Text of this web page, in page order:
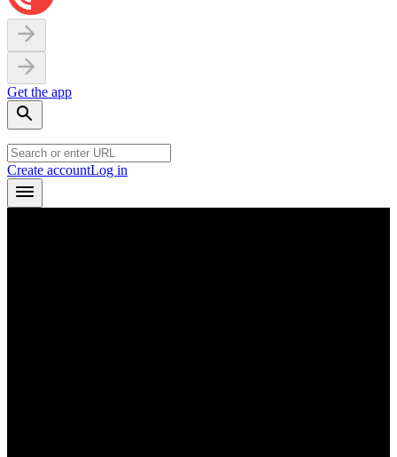
Get the app
Create accountLog in